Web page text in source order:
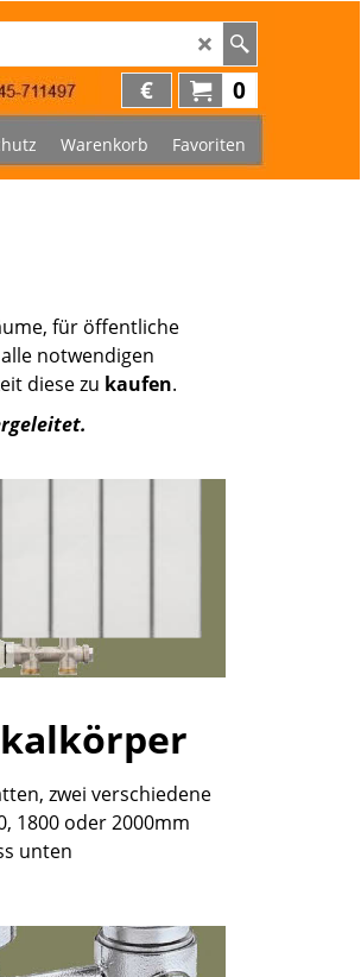
0
€
Warenkorb Favoriten
für öffentliche
notwendigen
diese zu kaufen.
zwei verschiedene
1800 oder 2000mm
unten